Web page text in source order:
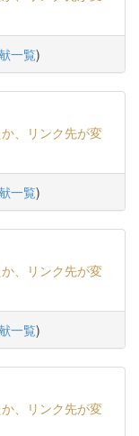
一覧)
、リンク先が変
一覧)
、リンク先が変
一覧)
、リンク先が変